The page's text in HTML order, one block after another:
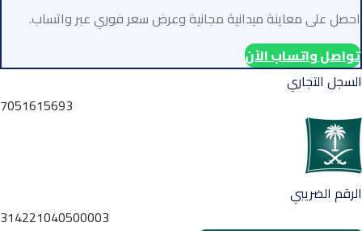
احصل على معاينة ميدانية مجانية وعرض سعر فوري عبر واتساب.
تواصل واتساب الآن
السجل التجاري
7051615693
الرقم الضريبي
314221040500003